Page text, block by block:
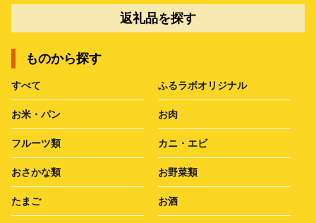
返礼品を探す
ものから探す
すべて ふるラボオリジナル
お米・パン お肉
フルーツ類 カニ・エビ
おさかな類 お野菜類
たまご お酒